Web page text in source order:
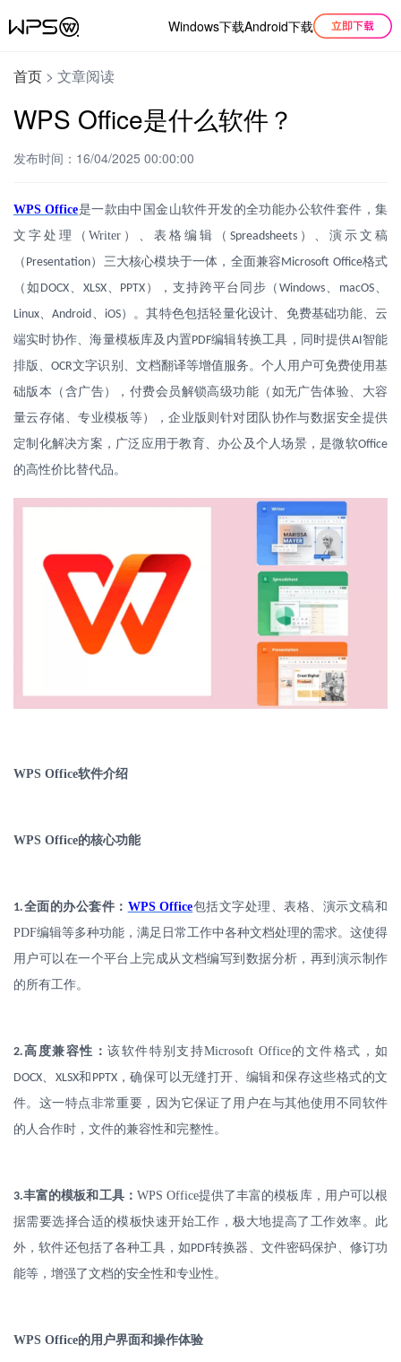
Windows下载Android下载
首页 > 文章阅读
WPS Office是什么软件？
发布时间：16/04/2025 00:00:00
WPS Office是一款由中国金山软件开发的全功能办公软件套件，集
文字处理（Writer ）、表格编辑（ Spreadsheets）、演示文稿
（ Presentation）三大核心模块于一体，全面兼容Microsoft Office格式
（如 DOCX、 XLSX、 PPTX ），支持跨平台同步（Windows、 macOS、
Linux、Android、 iOS）。其特色包括轻量化设计、免费基础功能、云
端实时协作、海量模板库及内置PDF编辑转换工具，同时提供AI智能
排版、OCR文字识别、文档翻译等增值服务。个人用户可免费使用基
础版本（含广告），付费会员解锁高级功能（如无广告体验、大容
量云存储、专业模板等），企业版则针对团队协作与数据安全提供
定制化解决方案，广泛应用于教育、办公及个人场景，是微软Office
的高性价比替代品。
WPS Office软件介绍
WPS Office的核心功能
1.全面的办公套件： WPS Office包括文字处理、表格、演示文稿和
PDF编辑等多种功能，满足日常工作中各种文档处理的需求。这使得
用户可以在一个平台上完成从文档编写到数据分析，再到演示制作
的所有工作。
2.高度兼容性：该软件特别支持Microsoft Office的文件格式，如
DOCX
XLSX和 PPTX，确保可以无缝打开、编辑和保存这些格式的文
件。这一特点非常重要，因为它保证了用户在与其他使用不同软件
的人合作时，文件的兼容性和完整性。
3.丰富的模板和工具： WPS Office提供了丰富的模板库，用户可以根
据需要选择合适的模板快速开始工作，极大地提高了工作效率。此
外，软件还包括了各种工具，如PDF转换器、文件密码保护、修订功
能等，增强了文档的安全性和专业性。
WPS Office的用户界面和操作体验